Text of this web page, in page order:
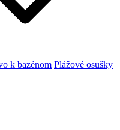
k bazénom Plážové osušky